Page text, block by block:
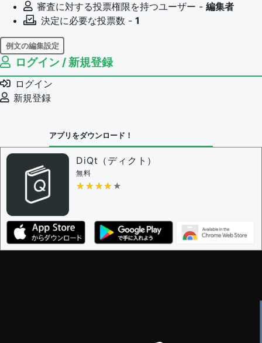
審査に対する投票権限を持つユーザー - 編集者
決定に必要な投票数 - 1
例文の編集設定
例文の編集権限を持つユーザー -
例文の編集を審査する
例文の削除を審査する
審査に対する投票権限を持つユーザー -
問題の編集権限を持つユーザー -
審査に対する投票権限を持つユーザー -
ザー
決定に必要な投票数 -
編集ガイドライン
ログイン / 新規登録
ログイン
新規登録
アプリをダウンロード！
DiQt（ディクト）
無料
★★★★★
★★★★★